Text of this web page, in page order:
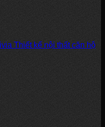
Thiết kế nội thất căn hộ